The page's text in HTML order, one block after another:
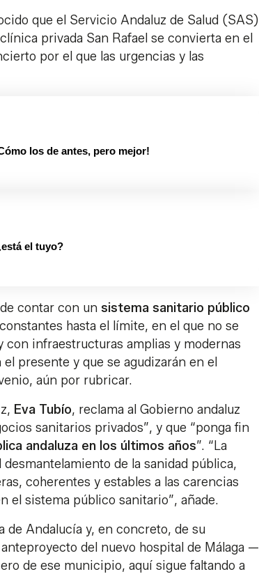
que el Servicio Andaluz de Salud (SAS)
privada San Rafael se convierta en el
por el que las urgencias y las
los de antes, pero mejor!
el tuyo?
contar con un sistema sanitario público
hasta el límite, en el que no se
infraestructuras amplias y modernas
presente y que se agudizarán en el
aún por rubricar.
Eva Tubío, reclama al Gobierno andaluz
sanitarios privados”, y que “ponga fin
andaluza en los últimos años”. “La
de la sanidad pública,
coherentes y estables a las carencias
el sistema público sanitario”, añade.
de Andalucía y, en concreto, de su
del nuevo hospital de Málaga —
de ese municipio, aquí sigue faltando a